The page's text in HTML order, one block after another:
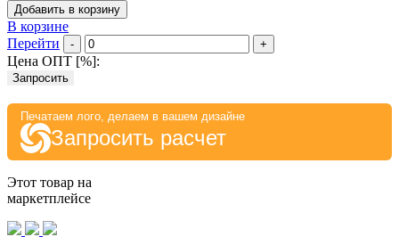
Добавить в корзину
В корзине
Перейти
- +
Цена ОПТ [%]:
Запросить
Печатаем лого, делаем в вашем дизайне
Запросить расчет
Этот товар на
маркетплейсе